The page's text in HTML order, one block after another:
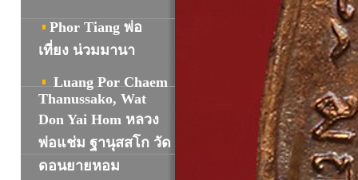
Phor Tiang พ่อ
เที่ยง น่วมมานา
Luang Por Chaem
Thanussako, Wat
Don Yai Hom หลวง
พ่อแช่ม ฐานุสสโก วัด
ดอนยายหอม